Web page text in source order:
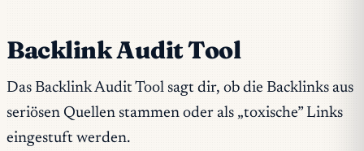
Backlink Audit Tool
Das Backlink Audit Tool sagt dir, ob die Backlinks aus
seriösen Quellen stammen oder als „toxische” Links
eingestuft werden.